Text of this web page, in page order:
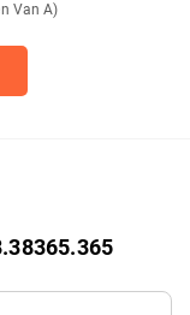
Van A)